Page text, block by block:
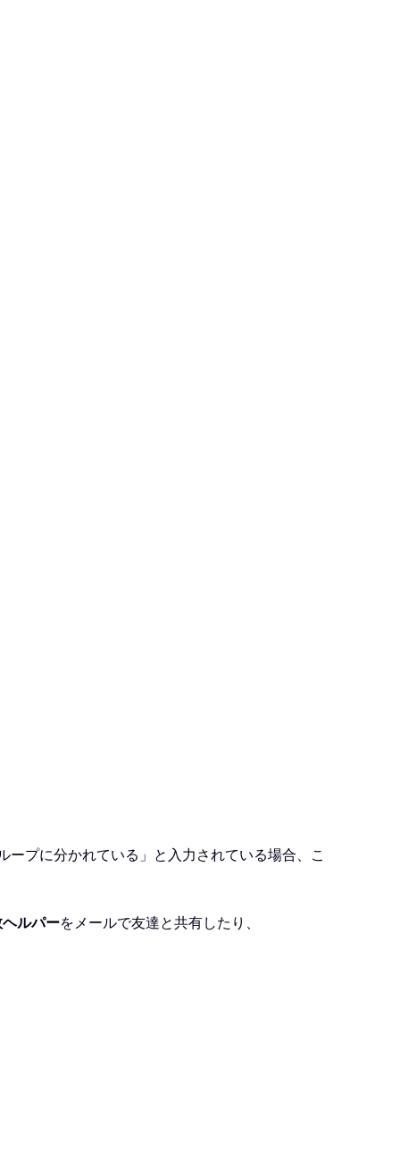
プに分かれている」と入力されている場合、こ
ヘルパーをメールで友達と共有したり、